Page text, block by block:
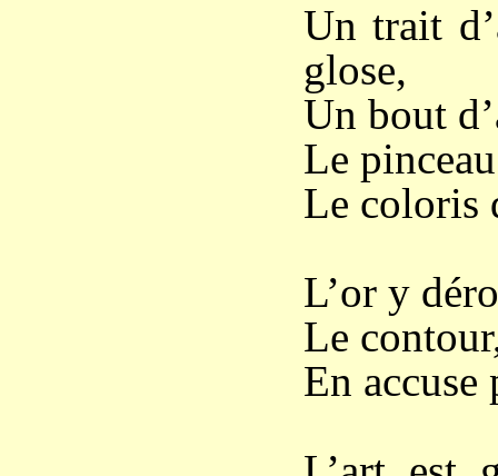
Un trait
glose,
Un bout
Le
Le coloris
L’or y
Le
En